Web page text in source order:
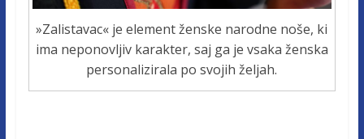
»Zalistavac« je element ženske narodne noše, ki
ima neponovljiv karakter, saj ga je vsaka ženska
personalizirala po svojih željah.